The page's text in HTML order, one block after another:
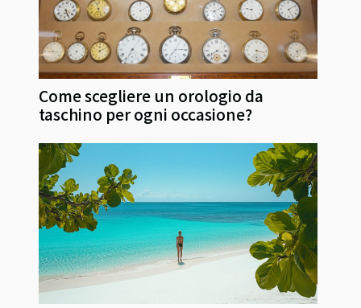
Come scegliere un orologio da
taschino per ogni occasione?